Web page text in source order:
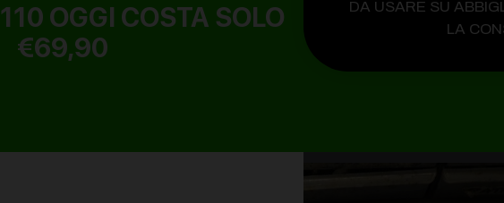
OGGI COSTA SOLO
€69,90
DA USARE SU
LA